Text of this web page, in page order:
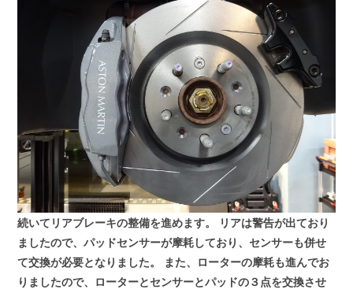
続いてリアブレーキの整備を進めます。
リアは警告が出ており
ましたので、パッドセンサーが摩耗しており、センサーも併せ
て交換が必要となりました。
また、ローターの摩耗も進んでお
りましたので、ローターとセンサーとパッドの３点を交換させ